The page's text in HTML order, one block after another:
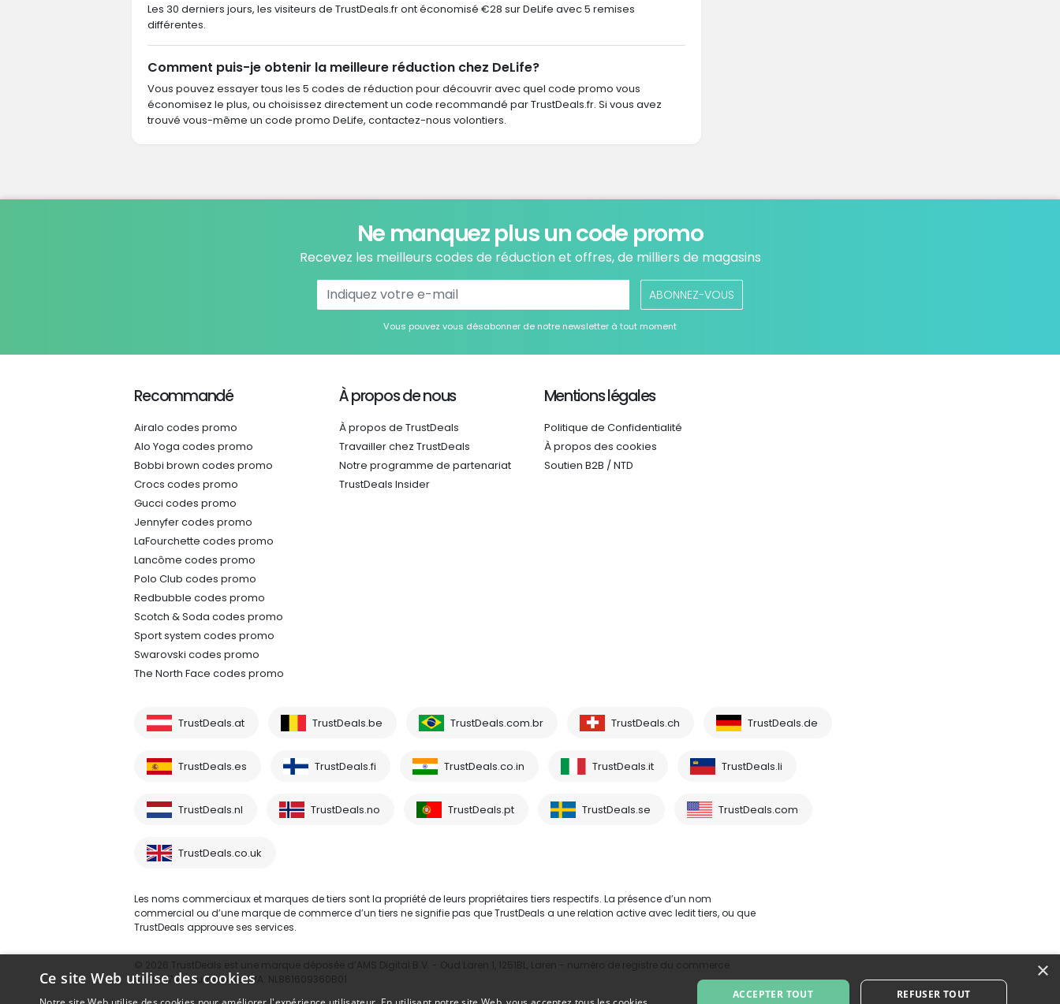
Les 30 derniers jours, les visiteurs de TrustDeals.fr ont économisé €28 sur DeLife avec 5 remises
différentes.
Comment puis-je obtenir la meilleure réduction chez DeLife?
Vous pouvez essayer tous les 5 codes de réduction pour découvrir avec quel code promo vous
économisez le plus, ou choisissez directement un code recommandé par TrustDeals.fr. Si vous avez
trouvé vous-même un code promo DeLife, contactez-nous volontiers.
Ne manquez plus un code promo
Recevez les meilleurs codes de réduction et offres, de milliers de magasins
ABONNEZ-VOUS
Vous pouvez vous désabonner de notre newsletter à tout moment
Recommandé
Airalo codes promo
Alo Yoga codes promo
Bobbi brown codes promo
Crocs codes promo
Gucci codes promo
Jennyfer codes promo
LaFourchette codes promo
Lancôme codes promo
Polo Club codes promo
Redbubble codes promo
Scotch & Soda codes promo
Sport system codes promo
Swarovski codes promo
The North Face codes promo
À propos de nous
À propos de TrustDeals
Travailler chez TrustDeals
Notre programme de partenariat
TrustDeals Insider
Mentions légales
Politique de Confidentialité
À propos des cookies
Soutien B2B / NTD
TrustDeals.at TrustDeals.be TrustDeals.com.br TrustDeals.ch TrustDeals.de
TrustDeals.es TrustDeals.fi TrustDeals.co.in TrustDeals.it TrustDeals.li
TrustDeals.nl TrustDeals.no TrustDeals.pt TrustDeals.se TrustDeals.com
TrustDeals.co.uk
Les noms commerciaux et marques de tiers sont la propriété de leurs propriétaires tiers respectifs. La présence d’un nom
commercial ou d’une marque de commerce d’un tiers ne signifie pas que TrustDeals a une relation active avec ledit tiers, ou que
TrustDeals approuve ses services.
80264174 - numéro de TVA: NL861609360B01
×
Ce site Web utilise des cookies
ACCEPTER TOUT REFUSER TOUT